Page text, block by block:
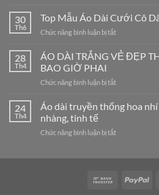
Dài
Cách
Tân
Cao
Đa
Mẫu
Form
Đến
30
Th6
Top Mẫu Áo Dài Cưới Cô
Chức năng bình luận bị tắtở
Mẫu
Áo
Cưới
Dâu
Màu
Đẹp
28
Th4
ÁO DÀI TRẮNG VẺ ĐẸP
BAO GIỜ PHAI
Chức năng bình luận bị tắtở
TRẮNG
ĐẸP
24
Th4
Áo dài truyền thống hoa
nhàng, tinh tế
Chức năng bình luận bị tắtở
hoa